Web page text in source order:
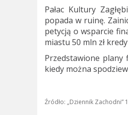
Pałac Kultury
popada w ruinę.
petycją o wsparcie
miastu 50 mln zł
Przedstawione plany
kiedy można
Źródło: „Dziennik Zachodni”